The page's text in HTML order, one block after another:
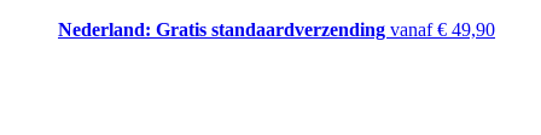
Nederland: Gratis standaardverzending vanaf € 49,90